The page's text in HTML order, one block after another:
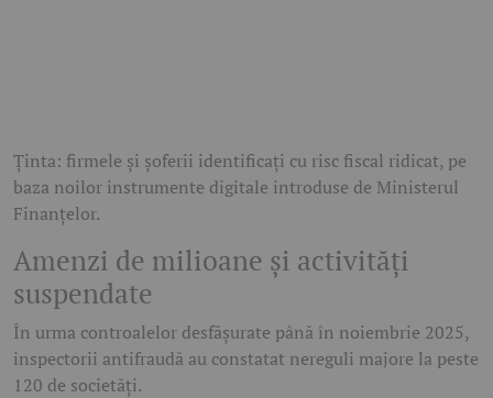
Ținta: firmele și șoferii identificați cu risc fiscal ridicat, pe
baza noilor instrumente digitale introduse de Ministerul
Finanțelor.
Amenzi de milioane și activități
suspendate
În urma controalelor desfășurate până în noiembrie 2025,
inspectorii antifraudă au constatat nereguli majore la peste
120 de societăți.